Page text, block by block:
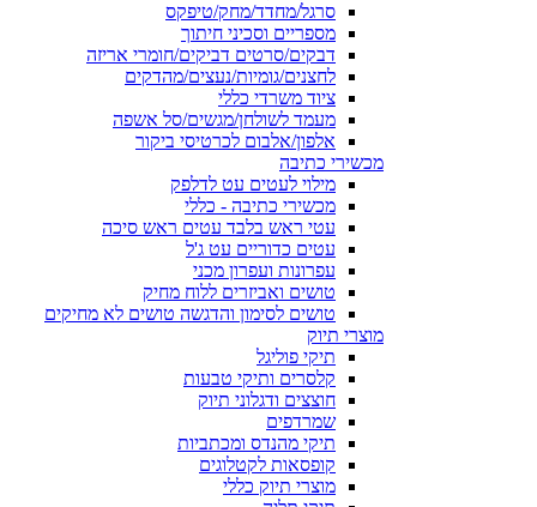
סרגל/מחדד/מחק/טיפקס
מספריים וסכיני חיתוך
דבקים/סרטים דביקים/חומרי אריזה
לחצנים/גומיות/נעצים/מהדקים
ציוד משרדי כללי
מעמד לשולחן/מגשים/סל אשפה
אלפון/אלבום לכרטיסי ביקור
מכשירי כתיבה
מילוי לעטים עט לדלפק
מכשירי כתיבה - כללי
עטי ראש בלבד עטים ראש סיכה
עטים כדוריים עט ג'ל
עפרונות ועפרון מכני
טושים ואביזרים ללוח מחיק
טושים לסימון והדגשה טושים לא מחיקים
מוצרי תיוק
תיקי פוליגל
קלסרים ותיקי טבעות
חוצצים ודגלוני תיוק
שמרדפים
תיקי מהנדס ומכתביות
קופסאות לקטלוגים
מוצרי תיוק כללי